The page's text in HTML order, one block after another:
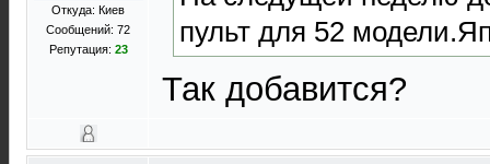
Откуда: Киев
Сообщений: 72
Репутация: 23
пульт для 52
Так добавится?